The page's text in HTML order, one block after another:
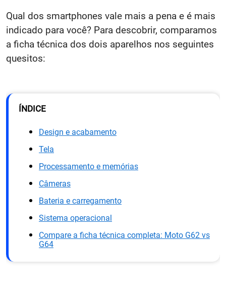
Qual dos smartphones vale mais a pena e é mais
indicado para você? Para descobrir, comparamos
a ficha técnica dos dois aparelhos nos seguintes
quesitos:
ÍNDICE
Design e acabamento
Tela
Processamento e memórias
Câmeras
Bateria e carregamento
Sistema operacional
Compare a ficha técnica completa: Moto G62 vs
G64